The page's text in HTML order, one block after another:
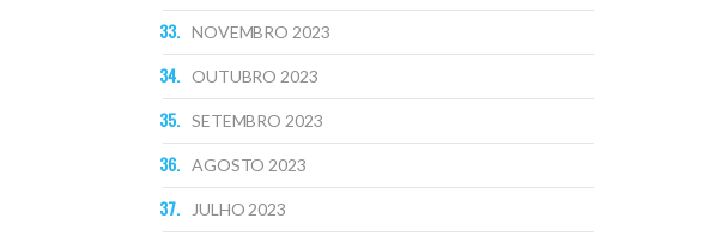
NOVEMBRO 2023
OUTUBRO 2023
SETEMBRO 2023
AGOSTO 2023
JULHO 2023